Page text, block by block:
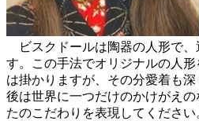
ビスクドールは陶器の人形で、
す。この手法でオリジナルの人
は掛かりますが、その分愛着も
後は世界に一つだけのかけがえ
たのこだわりを表現してください